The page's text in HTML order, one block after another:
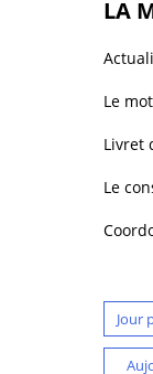
LA
Le
Livret
Le
Jour